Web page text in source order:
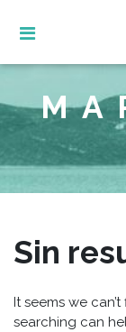
Sin
It seems we
searching can